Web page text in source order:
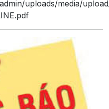
uploads/media/